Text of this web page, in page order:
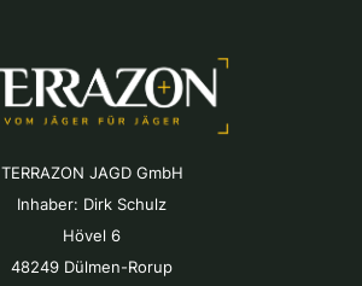
TERRAZON JAGD GmbH
Inhaber: Dirk Schulz
Hövel 6
48249 Dülmen-Rorup